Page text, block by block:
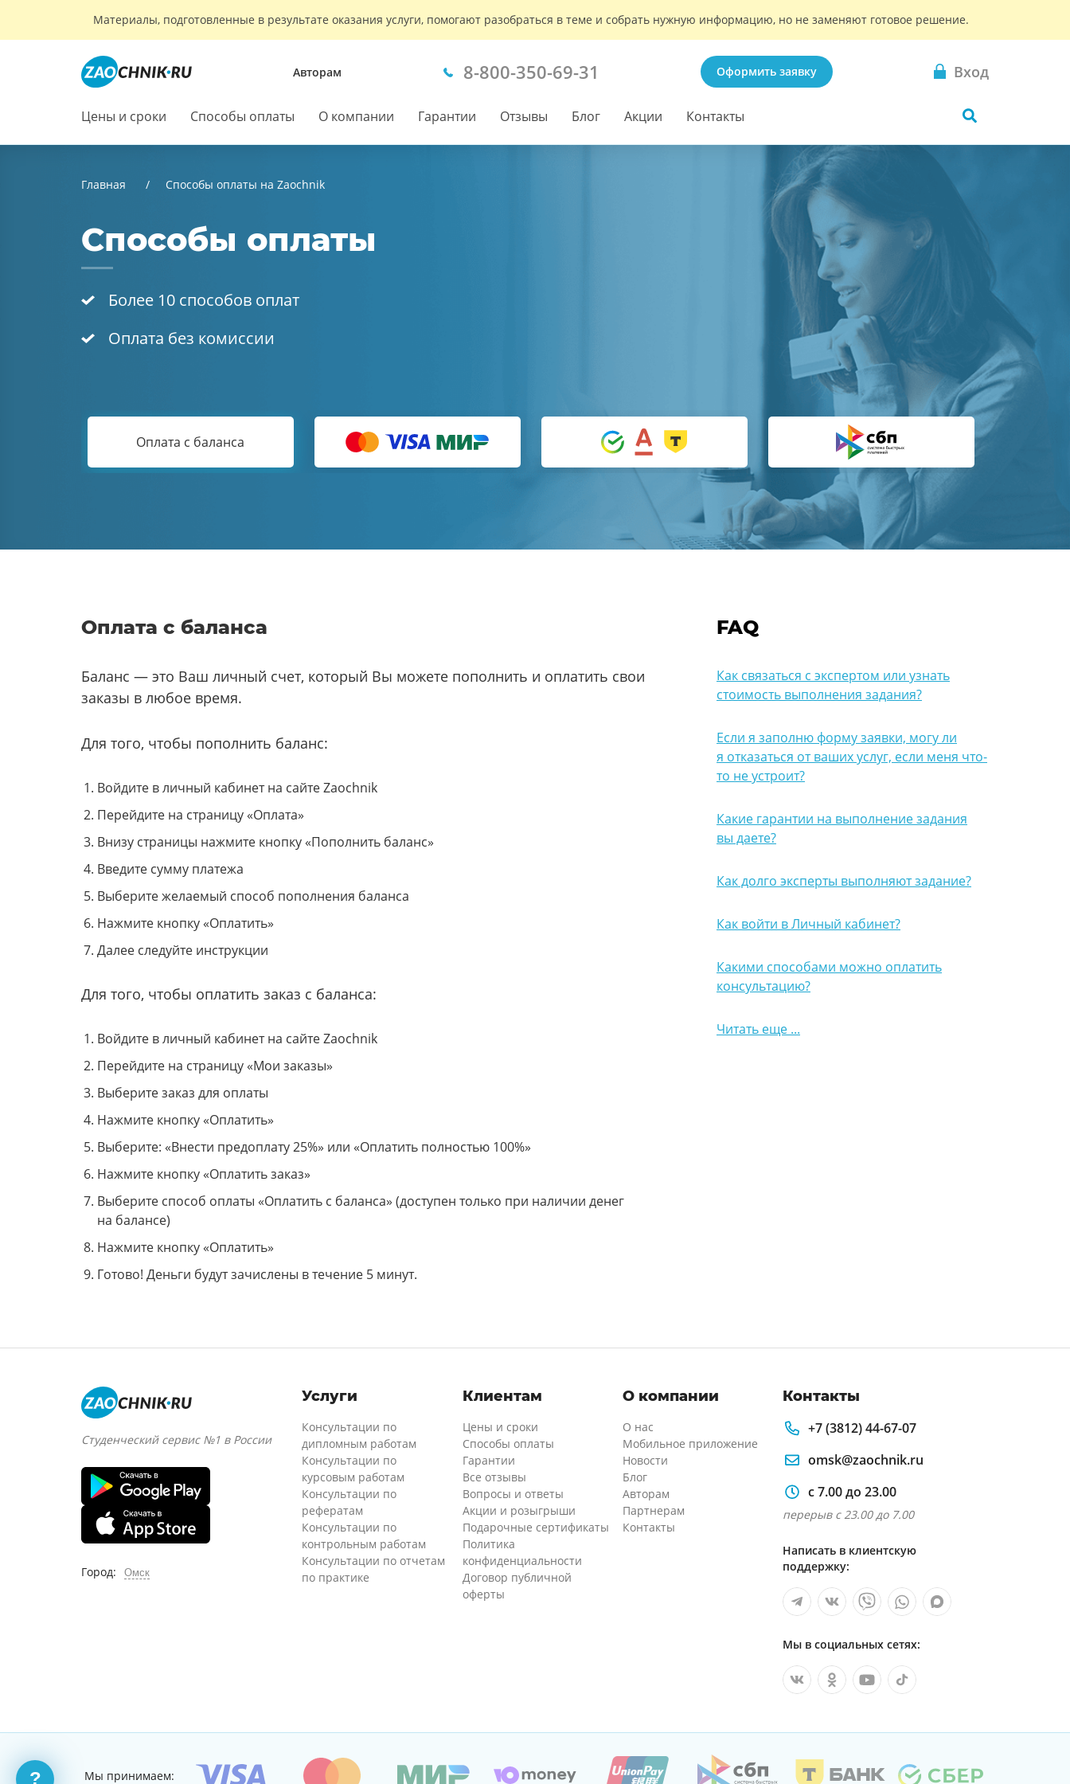
Материалы, подготовленные в результате оказания услуги, помогают разобраться в теме и собрать нужную информацию, но не заменяют готовое решение.
Авторам 8-800-350-69-31 Оформить заявку Вход
Цены и сроки Способы оплаты О компании Гарантии Отзывы Блог Акции Контакты
Главная Способы оплаты на Zaochnik
Способы оплаты
Более 10 способов оплат
Оплата без комиссии
Оплата с баланса
Оплата с баланса
Баланс — это Ваш личный счет, который Вы можете пополнить и оплатить свои
заказы в любое время.
Для того, чтобы пополнить баланс:
Войдите в личный кабинет на сайте Zaochnik
Перейдите на страницу «Оплата»
Внизу страницы нажмите кнопку «Пополнить баланс»
Введите сумму платежа
Выберите желаемый способ пополнения баланса
Нажмите кнопку «Оплатить»
Далее следуйте инструкции
Для того, чтобы оплатить заказ с баланса:
Войдите в личный кабинет на сайте Zaochnik
Перейдите на страницу «Мои заказы»
Выберите заказ для оплаты
Нажмите кнопку «Оплатить»
Выберите: «Внести предоплату 25%» или «Оплатить полностью 100%»
Нажмите кнопку «Оплатить заказ»
Выберите способ оплаты «Оплатить с баланса» (доступен только при наличии денег
на балансе)
Нажмите кнопку «Оплатить»
Готово! Деньги будут зачислены в течение 5 минут.
FAQ
Как связаться с экспертом или узнать
стоимость выполнения задания?
Если я заполню форму заявки, могу ли
я отказаться от ваших услуг, если меня что-
то не устроит?
Какие гарантии на выполнение задания
вы даете?
Как долго эксперты выполняют задание?
Как войти в Личный кабинет?
Какими способами можно оплатить
консультацию?
Читать еще ...
Студенческий сервис №1 в России
Город: Омск
Услуги
Консультации по
дипломным работам
Консультации по
курсовым работам
Консультации по
рефератам
Консультации по
контрольным работам
Консультации по отчетам
по практике
Клиентам
Цены и сроки
Способы оплаты
Гарантии
Все отзывы
Вопросы и ответы
Акции и розыгрыши
Подарочные сертификаты
Политика
конфиденциальности
Договор публичной
оферты
О компании
О нас
Мобильное приложение
Новости
Блог
Авторам
Партнерам
Контакты
Контакты
+7 (3812) 44-67-07
omsk@zaochnik.ru
с 7.00 до 23.00
перерыв с 23.00 до 7.00
Написать в клиентскую
поддержку:
Мы в социальных сетях:
Мы принимаем:
?